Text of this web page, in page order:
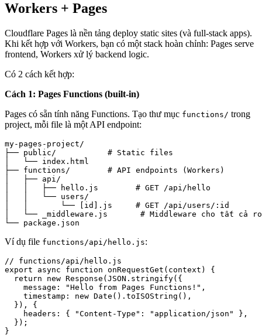
Workers + Pages
Cloudflare Pages là nền tảng deploy static sites (và full-stack apps).
Khi kết hợp với Workers, bạn có một stack hoàn chỉnh: Pages serve
frontend, Workers xử lý backend logic.
Có 2 cách kết hợp:
Cách 1: Pages Functions (built-in)
Pages có sẵn tính năng Functions. Tạo thư mục functions/ trong
project, mỗi file là một API endpoint:
my-pages-project/
├── public/           # Static files
│   └── index.html
├── functions/        # API endpoints (Workers)
│   ├── api/
│   │   ├── hello.js        # GET /api/hello
│   │   └── users/
│   │       └── [id].js     # GET /api/users/:id
│   └── _middleware.js       # Middleware cho tất cả
└── package.json
Ví dụ file functions/api/hello.js:
// functions/api/hello.js
export async function onRequestGet(context) {
  return new Response(JSON.stringify({
    message: "Hello from Pages Functions!",
    timestamp: new Date().toISOString(),
  }), {
    headers: { "Content-Type": "application/json" },
  });